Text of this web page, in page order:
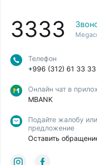
3333
Телефон
+996 (312) 61 33 33
Онлайн чат в
MBANK
Подайте жалобу или
предложение
Оставить